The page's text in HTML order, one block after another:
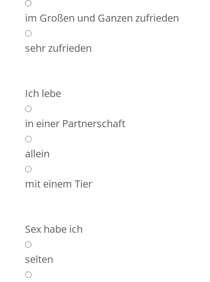
im Großen und Ganzen zufrieden
sehr zufrieden
Ich lebe
in einer Partnerschaft
allein
mit einem Tier
Sex habe ich
selten